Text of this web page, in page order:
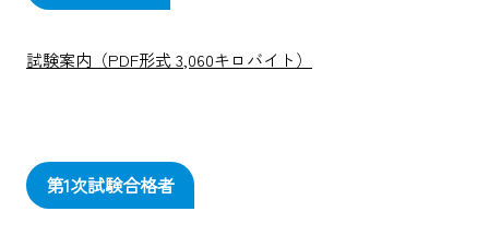
試験案内（PDF形式 3,060キロバイト）
第1次試験合格者